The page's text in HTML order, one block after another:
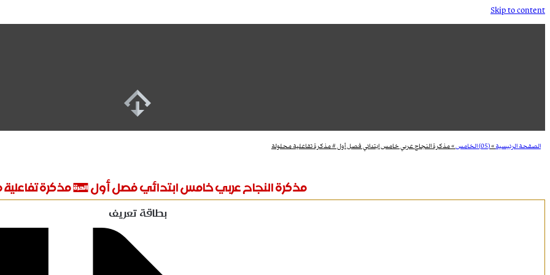
Skip to content
الصفحة الرئيسية»(05) الخامس »مذكرة النجاح عربي خامس ابتدائي فصل أول # مذكرة تفاعلية محلولة
مذكرة النجاح عربي خامس ابتدائي فصل أول # مذكرة تفاعلية
بطاقة تعريف